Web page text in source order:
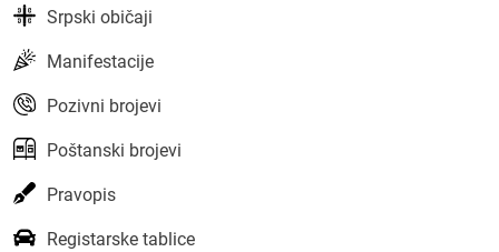
Srpski običaji
Manifestacije
Pozivni brojevi
Poštanski brojevi
Pravopis
Registarske tablice